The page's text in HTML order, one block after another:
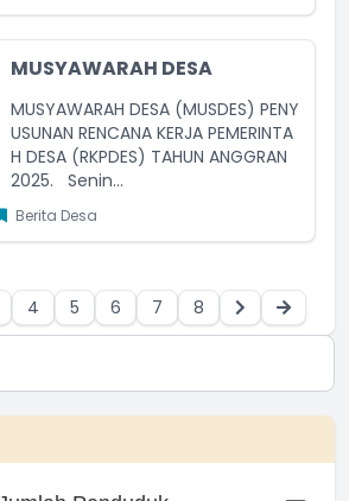
MUSYAWARAH DESA
MUSYAWARAH DESA (MUSDES) PENY
USUNAN RENCANA KERJA PEMERINTA
H DESA (RKPDES) TAHUN ANGGRAN
2025. Senin...
Berita Desa
4 5 6 7 8